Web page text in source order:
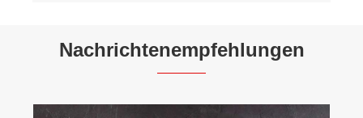
Nachrichtenempfehlungen